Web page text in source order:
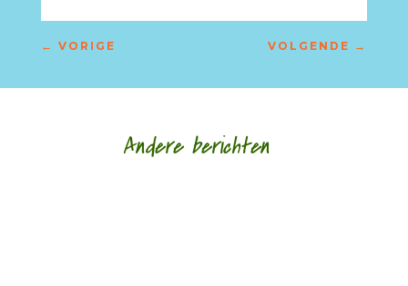
← VORIGE VOLGENDE →
Andere berichten